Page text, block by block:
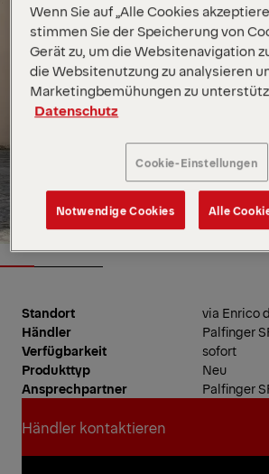
Standort
via Enrico
Händler
Palfinger
Verfügbarkeit
sofort
Produkttyp
Neu
Ansprechpartner
Palfinger
Händler kontaktieren
Wenn Sie auf „Alle Cookies
stimmen Sie der Speicherung von
Gerät zu, um die Websitenavigation
die Websitenutzung zu analysieren
Marketingbemühungen zu
Datenschutz
Cookie-Einstellungen
Notwendige Cookies Alle